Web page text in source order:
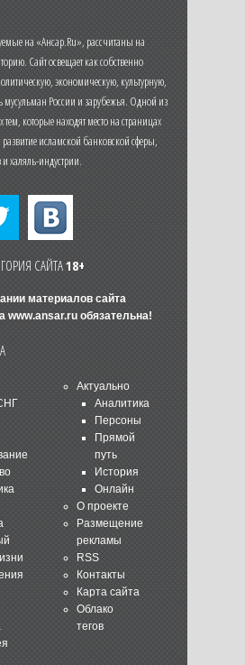
на «Ансар.Ru», рассчитаны на
Сайт освещает как собственно
экономическую, культурную,
России и зарубежья. Одной из
которые находят место на страницах
исламской банковской сферы,
халяль-индустрии.
САЙТА18+
материалов сайта
www.ansar.ruобязательна!
Актуально
Аналитика
Персоны
Прямой
путь
История
Онлайн
О проекте
Размещение
рекламы
RSS
Контакты
Карта сайта
Облако
тегов